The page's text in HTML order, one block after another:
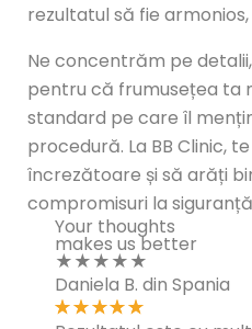
rezultatul să fie armonios,
Ne concentrăm pe
pentru că frumusețea ta
standard pe care îl
procedură. La BB Clinic,
încrezătoare și să arăți
compromisuri la
Your thoughts
makes us better
★★★★★
Daniela B. din Spania